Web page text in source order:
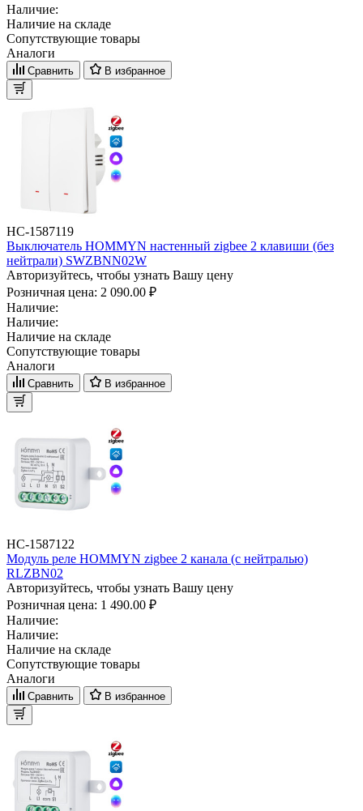
Наличие:
Наличие на складе
Сопутствующие товары
Аналоги
Сравнить В избранное
НС-1587119
Выключатель HOMMYN настенный zigbee 2 клавиши (без
нейтрали) SWZBNN02W
Авторизуйтесь, чтобы узнать Вашу цену
Розничная цена: 2 090.00 ₽
Наличие:
Наличие:
Наличие на складе
Сопутствующие товары
Аналоги
Сравнить В избранное
НС-1587122
Модуль реле HOMMYN zigbee 2 канала (с нейтралью)
RLZBN02
Авторизуйтесь, чтобы узнать Вашу цену
Розничная цена: 1 490.00 ₽
Наличие:
Наличие:
Наличие на складе
Сопутствующие товары
Аналоги
Сравнить В избранное